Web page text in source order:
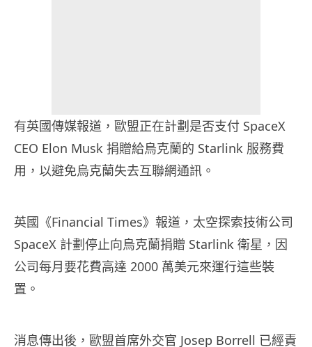
有英國傳媒報道，歐盟正在計劃是否支付 SpaceX
CEO Elon Musk 捐贈給烏克蘭的 Starlink 服務費
用，以避免烏克蘭失去互聯網通訊。
英國《Financial Times》報道，太空探索技術公司
SpaceX 計劃停止向烏克蘭捐贈 Starlink 衛星，因
公司每月要花費高達 2000 萬美元來運行這些裝
置。
消息傳出後，歐盟首席外交官 Josep Borrell 已經責